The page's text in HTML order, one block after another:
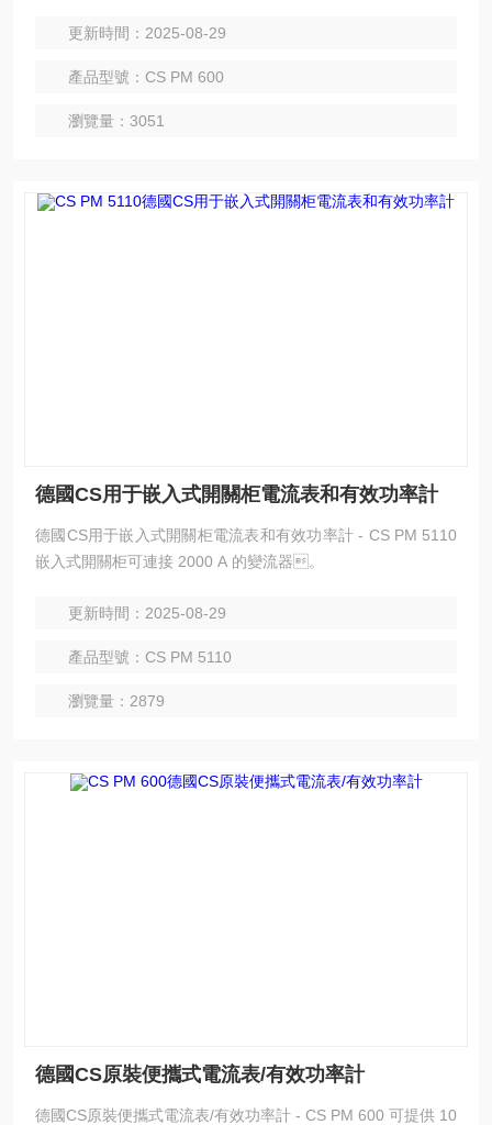
更新時間：2025-08-29
產品型號：CS PM 600
瀏覽量：3051
德國CS用于嵌入式開關柜電流表和有效功率計
德國CS用于嵌入式開關柜電流表和有效功率計 - CS PM 5110
嵌入式開關柜可連接 2000 A 的變流器。
更新時間：2025-08-29
產品型號：CS PM 5110
瀏覽量：2879
德國CS原裝便攜式電流表/有效功率計
德國CS原裝便攜式電流表/有效功率計 - CS PM 600 可提供 10